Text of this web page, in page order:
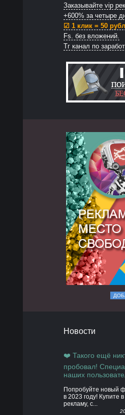
Заказывайте vip
+600% за четыре
☑ 1 клик = 50
Fs. без вложений.
Тг канал по
Новости
❤️ Такого ещё
пробовал!
наших
Попробуйте новый
в 2023 году! Купите
рекламу, с...